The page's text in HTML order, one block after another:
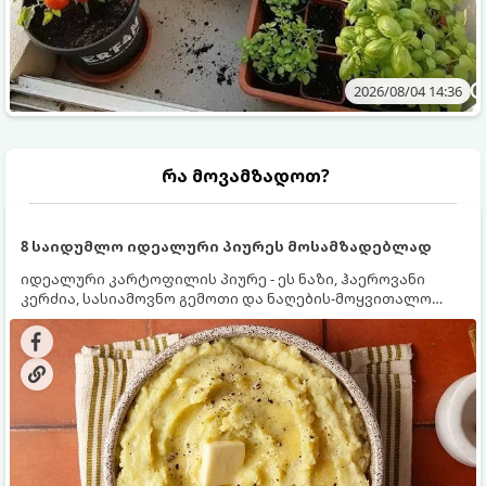
2026/08/04 14:36
რა მოვამზადოთ?
8 საიდუმლო იდეალური პიურეს მოსამზადებლად
იდეალური კარტოფილის პიურე - ეს ნაზი, ჰაეროვანი
კერძია, სასიამოვნო გემოთი და ნაღების-მოყვითალო
ფერით. მისი მომზადება ძალიან მარტივია, მაგრამ
არსებობს რამდენიმე საიდუმლო, რომლებიც უნდა
იცოდეთ, რომ პიურე იდეალურად გემრიელი გამოვიდეს.